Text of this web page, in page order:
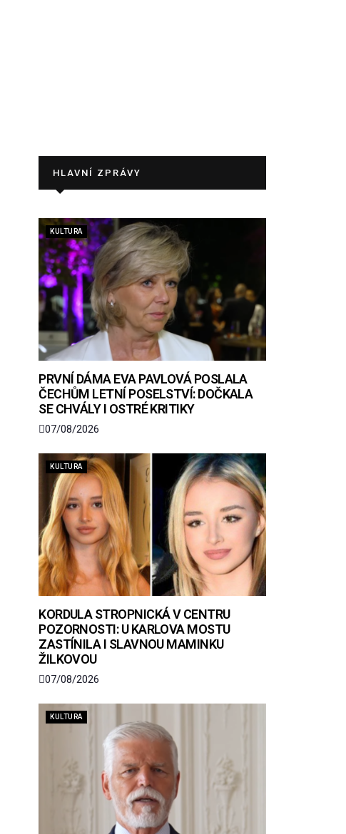
HLAVNÍ ZPRÁVY
KULTURA
PRVNÍ DÁMA EVA PAVLOVÁ POSLALA
ČECHŮM LETNÍ POSELSTVÍ: DOČKALA
SE CHVÁLY I OSTRÉ KRITIKY
07/08/2026
KULTURA
KORDULA STROPNICKÁ V CENTRU
POZORNOSTI: U KARLOVA MOSTU
ZASTÍNILA I SLAVNOU MAMINKU
ŽILKOVOU
07/08/2026
KULTURA